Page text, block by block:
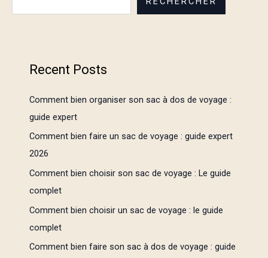
Recent Posts
Comment bien organiser son sac à dos de voyage :
guide expert
Comment bien faire un sac de voyage : guide expert
2026
Comment bien choisir son sac de voyage : Le guide
complet
Comment bien choisir un sac de voyage : le guide
complet
Comment bien faire son sac à dos de voyage : guide